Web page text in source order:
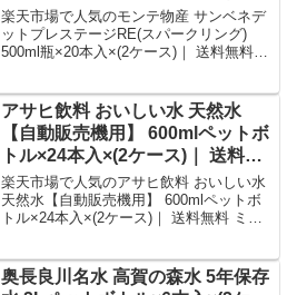
料無料 炭酸飲料 ミネラルウォー
ター 瓶｜価格・送料・ポイント
還元まとめ
楽天市場で人気のモンテ物産 サンベネデ
ットプレステージRE(スパークリング)
500ml瓶×20本入×(2ケース)｜ 送料無料
10,281円で販売中（送料別・ポイント1
倍）。実ユーザーレビュー0件・平均評価
0の商品情報・購入方法まとめ。
アサヒ飲料 おいしい水 天然水
【自動販売機用】 600mlペットボ
トル×24本入×(2ケース)｜ 送料無
料 ミネラルウォーター 天然水 軟
水 水｜価格・送料・ポイント還
元まとめ
楽天市場で人気のアサヒ飲料 おいしい水
天然水【自動販売機用】 600mlペットボ
トル×24本入×(2ケース)｜ 送料無料 ミネ
5,905円で販売中（送料別・ポイント1
倍）。実ユーザーレビュー0件・平均評価
奥長良川名水 高賀の森水 5年保存